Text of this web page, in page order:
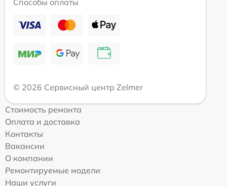
Способы оплаты
© 2026 Сервисный центр Zelmer
Стоимость ремонта
Оплата и доставка
Контакты
Вакансии
О компании
Ремонтируемые модели
Наши услуги